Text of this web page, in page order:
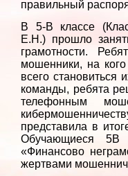
правильный
В 5-В классе
Е.Н.) прошло
грамотности.
мошенники, на
всего становиться
команды, ребята
телефонным
представила в
Обучающиеся
«Финансово
жертвами